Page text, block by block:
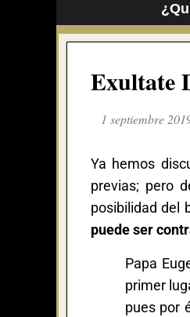
Exultate
1 septiembre
Ya hemos
previas; pero
posibilidad del
puede ser
Papa
primer
pues por